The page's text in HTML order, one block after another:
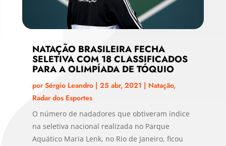
NATAÇÃO BRASILEIRA FECHA
SELETIVA COM 18 CLASSIFICADOS
PARA A OLIMPÍADA DE TÓQUIO
porSérgio Leandro| 25 abr, 2021 | Natação,
Radar dos Esportes
O número de nadadores que obtiveram índice
na seletiva nacional realizada no Parque
Aquático Maria Lenk, no Rio de Janeiro, ficou